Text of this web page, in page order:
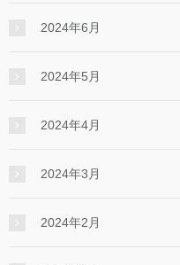
2024年6月
2024年5月
2024年4月
2024年3月
2024年2月